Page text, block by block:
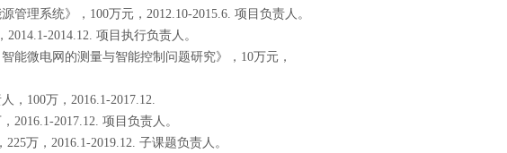
理系统》，100万元，2012.10-2015.6. 项目负责人。
2014.12. 项目执行负责人。
能微电网的测量与智能控制问题研究》，10万元，
，100万，2016.1-2017.12.
2017.12. 项目负责人。
万，2016.1-2019.12. 子课题负责人。